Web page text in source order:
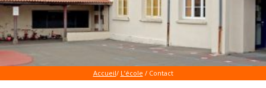
Accueil/ L’école / Contact